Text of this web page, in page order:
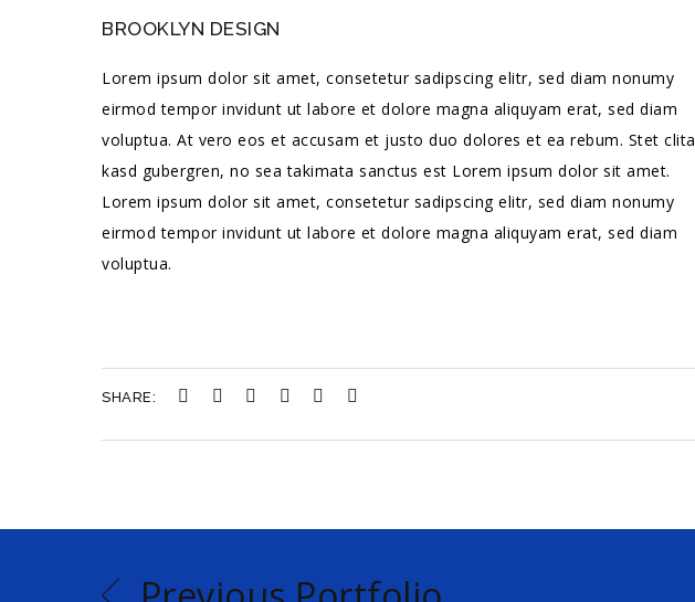
BROOKLYN DESIGN
Lorem ipsum dolor sit amet, consetetur sadipscing elitr, sed diam nonumy
eirmod tempor invidunt ut labore et dolore magna aliquyam erat, sed diam
voluptua. At vero eos et accusam et justo duo dolores et ea rebum. Stet clita
kasd gubergren, no sea takimata sanctus est Lorem ipsum dolor sit amet.
Lorem ipsum dolor sit amet, consetetur sadipscing elitr, sed diam nonumy
eirmod tempor invidunt ut labore et dolore magna aliquyam erat, sed diam
voluptua.
SHARE: